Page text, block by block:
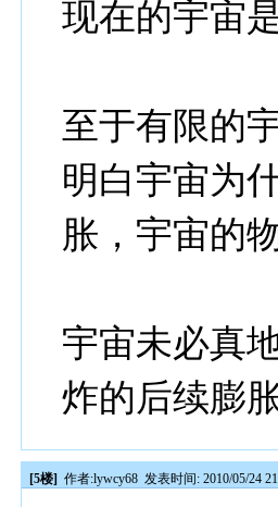
现在的宇宙
至于有限的
明白宇宙为
胀，宇宙的
宇宙未必真
炸的后续膨
[5楼] 作者:lywcy68 发表时间: 2010/05/24